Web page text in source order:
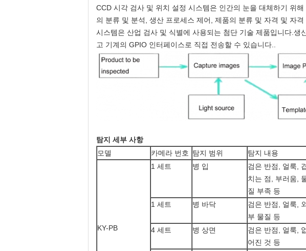
CCD 시각 검사 및 위치 설정 시스템은 인간의 눈을 대체하기 위
의 분류 및 분석, 생산 프로세스 제어, 제품의 분류 및 자격 및 자
시스템은 산업 검사 및 식별에 사용되는 첨단 기술 제품입니다.
고 기계의 GPIO 인터페이스로 직접 전송할 수 있습니다..
탐지 세부 사항
모델
카메라 번호 탐지 범위 탐지 내용
KY-PB
1 세트 병 입
검은 반점, 얼룩,
치는 점, 부러움,
질 부족 등
1 세트 병 바닥
검은 반점, 얼룩,
부 물질 등
4 세트 병 상면
검은 반점, 얼룩,
어진 것 등